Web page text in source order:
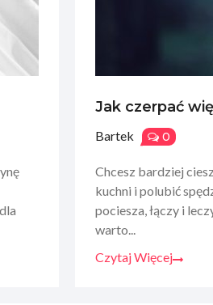
Jak czerpać
Bartek 0
Chcesz bardziej
kuchni i polubić
pociesza, łączy i
warto...
Czytaj Więcej